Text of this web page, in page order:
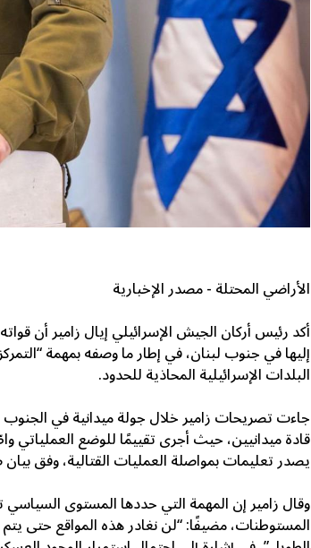
الأراضي المحتلة - مصدر الإخبارية
أكد رئيس أركان الجيش الإسرائيليإيال زاميرأن
إليها في جنوبلبنان، في إطار ما وصفه بمهمة
البلدات الإسرائيلية المحاذية للحدود.
جاءت تصريحات زامير خلال جولة ميدانية في الجنوب
قادة ميدانيين، حيث أجرى تقييمًا للوضع العملياتي
يصدر تعليمات بمواصلة العمليات القتالية، وفق
وقال زامير إن المهمة التي حددها المستوى
المستوطنات، مضيفًا: “لن نغادر هذه المواقع حتى